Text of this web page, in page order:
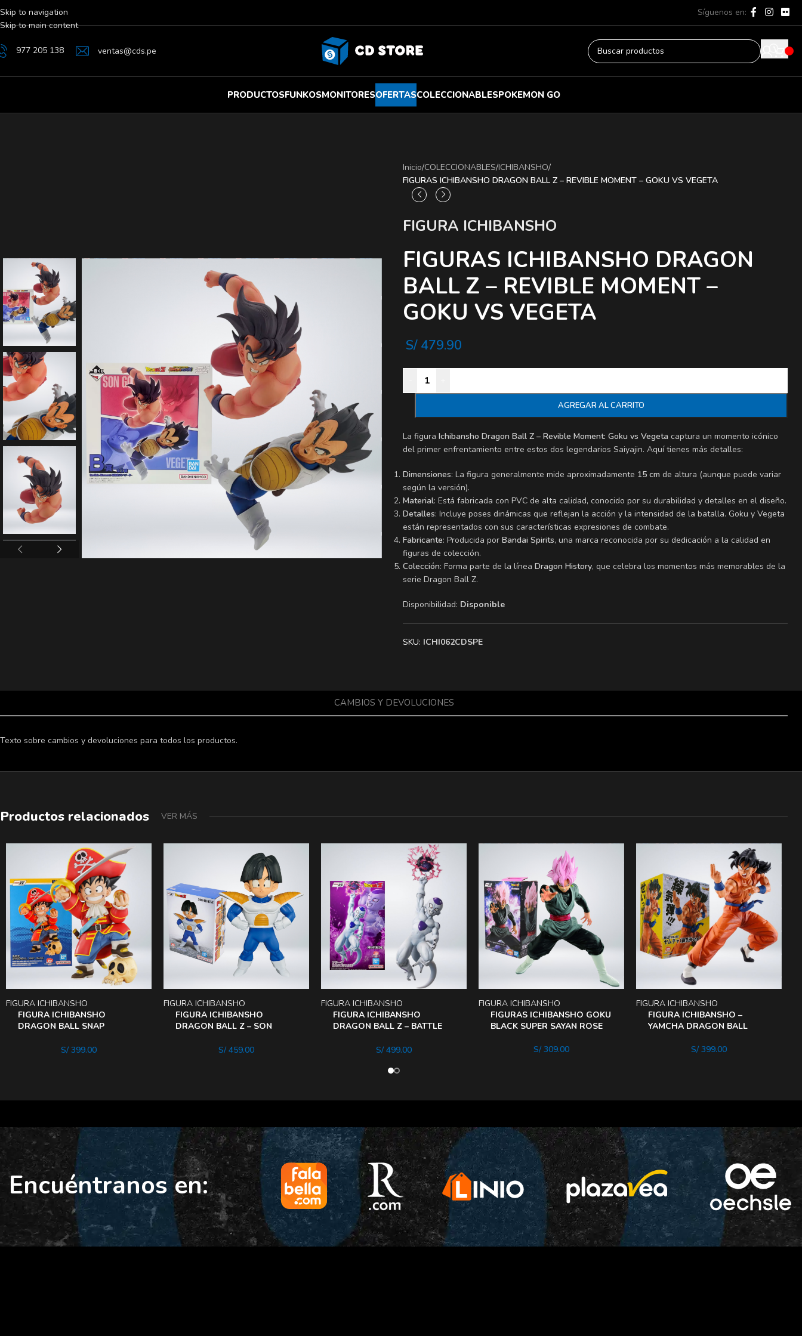
Skip to navigation
Skip to main content
Síguenos en:
977 205 138 ventas@cds.pe
PRODUCTOSFUNKOSMONITORESOFERTASCOLECCIONABLESPOKEMON GO
Inicio/COLECCIONABLES/ICHIBANSHO/
FIGURAS ICHIBANSHO DRAGON BALL Z – REVIBLE MOMENT – GOKU VS VEGETA
FIGURA ICHIBANSHO
FIGURAS ICHIBANSHO DRAGON
BALL Z – REVIBLE MOMENT –
GOKU VS VEGETA
S/479.90
AGREGAR AL CARRITO
La figura Ichibansho Dragon Ball Z – Revible Moment: Goku vs Vegeta captura un momento icónico
del primer enfrentamiento entre estos dos legendarios Saiyajin. Aquí tienes más detalles:
Dimensiones: La figura generalmente mide aproximadamente 15 cm de altura (aunque puede variar
según la versión).
Material: Está fabricada con PVC de alta calidad, conocido por su durabilidad y detalles en el diseño.
Detalles: Incluye poses dinámicas que reflejan la acción y la intensidad de la batalla. Goku y Vegeta
están representados con sus características expresiones de combate.
Fabricante: Producida por Bandai Spirits, una marca reconocida por su dedicación a la calidad en
figuras de colección.
Colección: Forma parte de la línea Dragon History, que celebra los momentos más memorables de la
serie Dragon Ball Z.
Disponibilidad: Disponible
SKU: ICHI062CDSPE
CAMBIOS Y DEVOLUCIONES
Texto sobre cambios y devoluciones para todos los productos.
Productos relacionados VER MÁS
FIGURA ICHIBANSHO
DRAGON BALL SNAP
GOHAN PIRATA
FIGURA ICHIBANSHO
S/399.00
FIGURA ICHIBANSHO
DRAGON BALL Z – SON
FIGURA ICHIBANSHO
S/459.00
FIGURA ICHIBANSHO
DRAGON BALL Z – BATTLE
FIGURA ICHIBANSHO
S/499.00
FIGURAS ICHIBANSHO GOKU
BLACK SUPER SAYAN ROSE
FIGURA ICHIBANSHO
S/309.00
FIGURA ICHIBANSHO –
YAMCHA DRAGON BALL
FIGURA ICHIBANSHO
S/399.00
Encuéntranos en: